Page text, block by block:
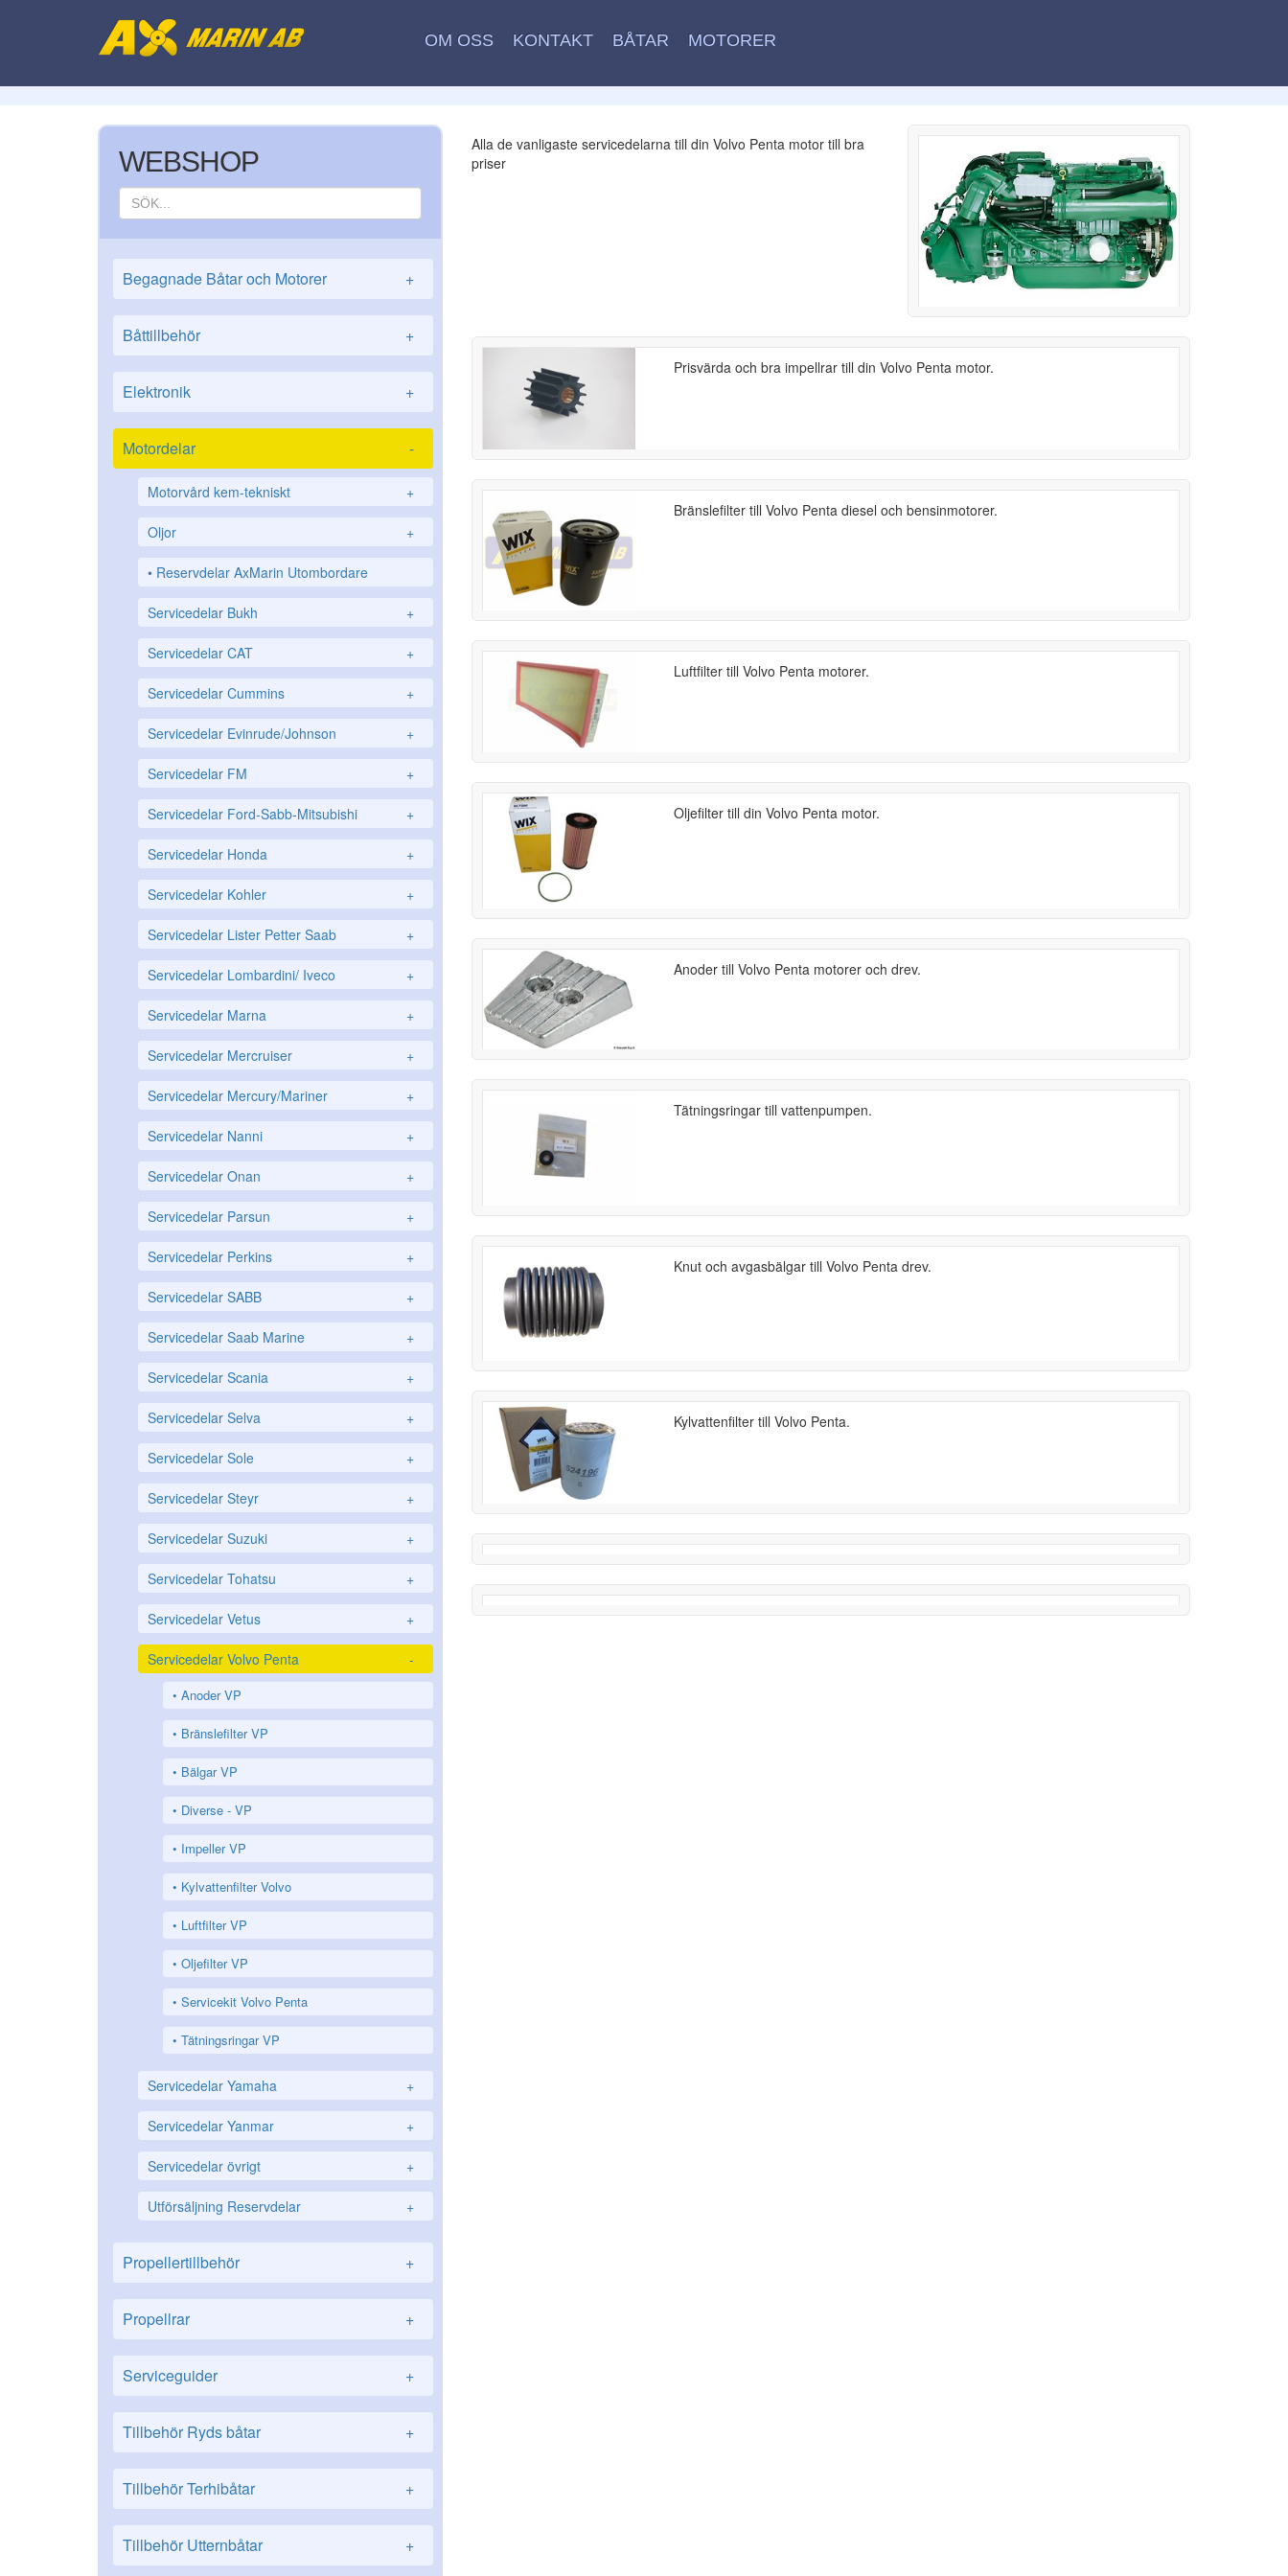
OM OSS KONTAKT BÅTAR MOTORER
WEBSHOP
Begagnade Båtar och Motorer +
Båttillbehör +
Elektronik +
Motordelar -
Motorvård kem-tekniskt +
Oljor +
Reservdelar AxMarin Utombordare
Servicedelar Bukh +
Servicedelar CAT +
Servicedelar Cummins +
Servicedelar Evinrude/Johnson +
Servicedelar FM +
Servicedelar Ford-Sabb-Mitsubishi +
Servicedelar Honda +
Servicedelar Kohler +
Servicedelar Lister Petter Saab +
Servicedelar Lombardini/ Iveco +
Servicedelar Marna +
Servicedelar Mercruiser +
Servicedelar Mercury/Mariner +
Servicedelar Nanni +
Servicedelar Onan +
Servicedelar Parsun +
Servicedelar Perkins +
Servicedelar SABB +
Servicedelar Saab Marine +
Servicedelar Scania +
Servicedelar Selva +
Servicedelar Sole +
Servicedelar Steyr +
Servicedelar Suzuki +
Servicedelar Tohatsu +
Servicedelar Vetus +
Servicedelar Volvo Penta -
Anoder VP
Bränslefilter VP
Bälgar VP
Diverse - VP
Impeller VP
Kylvattenfilter Volvo
Luftfilter VP
Oljefilter VP
Servicekit Volvo Penta
Tätningsringar VP
Servicedelar Yamaha +
Servicedelar Yanmar +
Servicedelar övrigt +
Utförsäljning Reservdelar +
Propellertillbehör +
Propellrar +
Serviceguider +
Tillbehör Ryds båtar +
Tillbehör Terhibåtar +
Tillbehör Utternbåtar +
Alla de vanligaste servicedelarna till din Volvo Penta motor till bra
priser
Prisvärda och bra impellrar till din Volvo Penta motor.
Bränslefilter till Volvo Penta diesel och bensinmotorer.
Luftfilter till Volvo Penta motorer.
Oljefilter till din Volvo Penta motor.
Anoder till Volvo Penta motorer och drev.
Tätningsringar till vattenpumpen.
Knut och avgasbälgar till Volvo Penta drev.
Kylvattenfilter till Volvo Penta.